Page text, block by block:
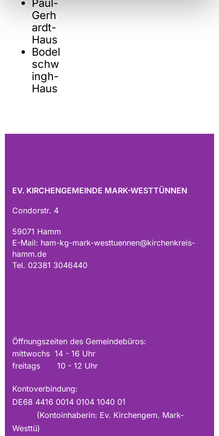
Paul-
Gerh
ardt-
Haus
Bodel
schw
ingh-
Haus
EV. KIRCHENGEMEINDE MARK-WESTTÜNNEN
Condorstr. 4
59071 Hamm
E-Mail: ham-kg-mark-westtuennen@kirchenkreis-
hamm.de
Tel. 02381 3046440
Öffnungszeiten des Gemeindebüros:
mittwochs 14 - 16 Uhr
freitags 10 - 12 Uhr
Kontoverbindung:
DE68 4416 0014 0104 1040 01
(Kontoinhaberin: Ev. Kirchengem. Mark-
Westtü)